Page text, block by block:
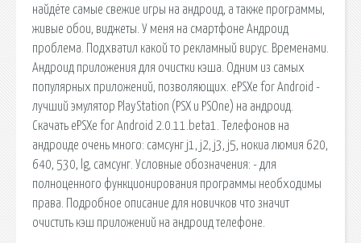
найдёте самые свежие игры на андроид, а также программы,
живые обои, виджеты. У меня на смартфоне Андроид
проблема. Подхватил какой то рекламный вирус. Временами.
Андроид приложения для очистки кэша. Одним из самых
популярных приложений, позволяющих. ePSXe for Android -
лучший эмулятор PlayStation (PSX и PSOne) на андроид.
Скачать ePSXe for Android 2.0.11.beta1. Телефонов на
андроиде очень много: самсунг j1, j2, j3, j5, нокиа люмия 620,
640, 530, lg, самсунг. Условные обозначения: - для
полноценного функционирования программы необходимы
права. Подробное описание для новичков что значит
очистить кэш приложений на андроид телефоне.